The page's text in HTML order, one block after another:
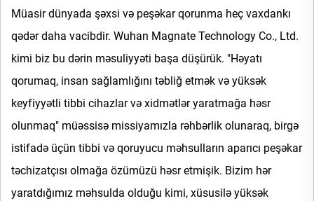
Müasir dünyada şəxsi və peşəkar qorunma heç vaxdankı
qədər daha vacibdir. Wuhan Magnate Technology Co., Ltd.
kimi biz bu dərin məsuliyyəti başa düşürük. "Həyatı
qorumaq, insan sağlamlığını təbliğ etmək və yüksək
keyfiyyətli tibbi cihazlar və xidmətlər yaratmağa həsr
olunmaq" müəssisə missiyamızla rəhbərlik olunaraq, birgə
istifadə üçün tibbi və qoruyucu məhsulların aparıcı peşəkar
təchizatçısı olmağa özümüzü həsr etmişik. Bizim hər
yaratdığımız məhsulda olduğu kimi, xüsusilə yüksək